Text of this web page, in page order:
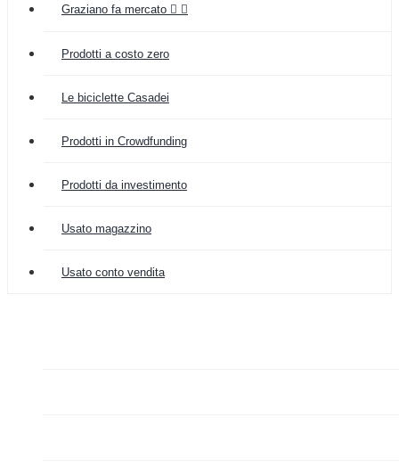
Graziano fa mercato  
Prodotti a costo zero
Le biciclette Casadei
Prodotti in Crowdfunding
Prodotti da investimento
Usato magazzino
Usato conto vendita